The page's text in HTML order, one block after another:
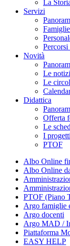
La
Servizi
Novità
Le
Le
Didattica
Offerta
Le
I
PTOF
Albo Online
Albo Online
PTOF (Piano
Argo famiglie
Argo docenti
Argo MAD /
Piattaforma
EASY HELP